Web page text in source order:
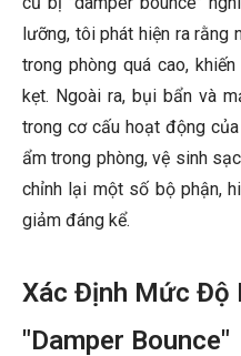
lưỡng, tôi phát hiện ra rằng
trong phòng quá cao,
kẹt. Ngoài ra, bụi bẩn và
trong cơ cấu hoạt động
ẩm trong phòng, vệ sinh
chỉnh lại một số bộ phận,
giảm đáng kể.
Xác Định Mức Độ
"Damper Bounce"